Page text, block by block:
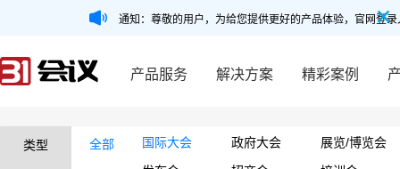
通知：尊敬的用户，为给您提供更好的产品体验，官网登
产品服务 解决方案 精彩案例
类型 全部 国际大会 政府大会
展览/博览会